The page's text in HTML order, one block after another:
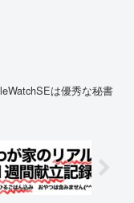
は優秀な秘書